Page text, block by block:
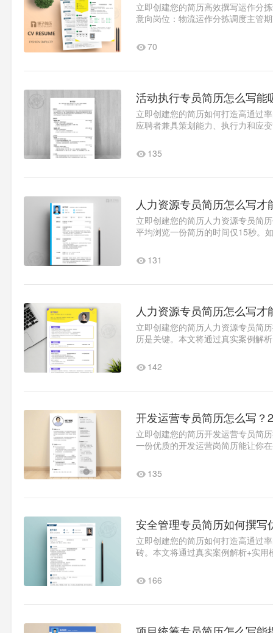
立即创建您的简历高效撰写运作分
意向岗位：物流运作分拣调度主管
70
活动执行专员简历怎么写能
立即创建您的简历如何打造高通过
应聘者兼具策划能力、执行力和应
135
人力资源专员简历怎么写才
立即创建您的简历人力资源专员简
平均浏览一份简历的时间仅15秒。
131
人力资源专员简历怎么写才
立即创建您的简历人力资源专员简
历是关键。本文将通过真实案例解
142
开发运营专员简历怎么写？
立即创建您的简历开发运营专员简
一份优质的开发运营岗简历能让你
135
安全管理专员简历如何撰写
立即创建您的简历如何打造高通过
砖。本文将通过真实案例解析+实
166